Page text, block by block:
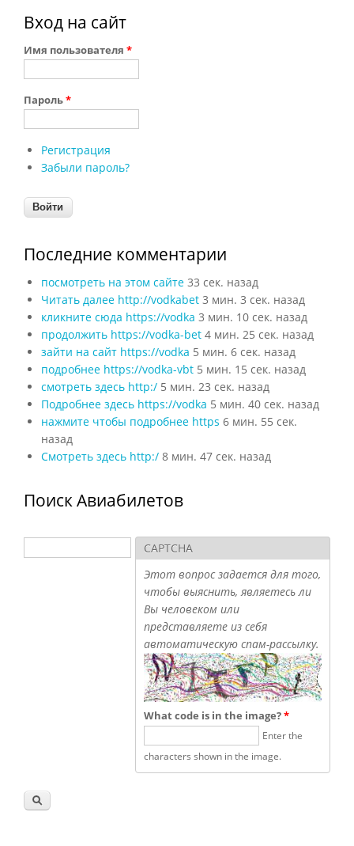
Вход на сайт
Имя пользователя *
Пароль*
Регистрация
Забыли пароль?
Последние комментарии
посмотреть на этом сайте 33 сек. назад
Читать далее http://vodkabet 3 мин. 3 сек. назад
кликните сюда https://vodka 3 мин. 10 сек. назад
продолжить https://vodka-bet 4 мин. 25 сек. назад
зайти на сайт https://vodka 5 мин. 6 сек. назад
подробнее https://vodka-vbt 5 мин. 15 сек. назад
смотреть здесь http:/ 5 мин. 23 сек. назад
Подробнее здесь https://vodka 5 мин. 40 сек. назад
нажмите чтобы подробнее https 6 мин. 55 сек.
назад
Смотреть здесь http:/ 8 мин. 47 сек. назад
Поиск Авиабилетов
Форма поиска
Поиск
CAPTCHA
Этот вопрос задается для того,
чтобы выяснить, являетесь ли
Вы человеком или
представляете из себя
автоматическую спам-рассылку.
What code is in the image?*
Enter the
characters shown in the image.